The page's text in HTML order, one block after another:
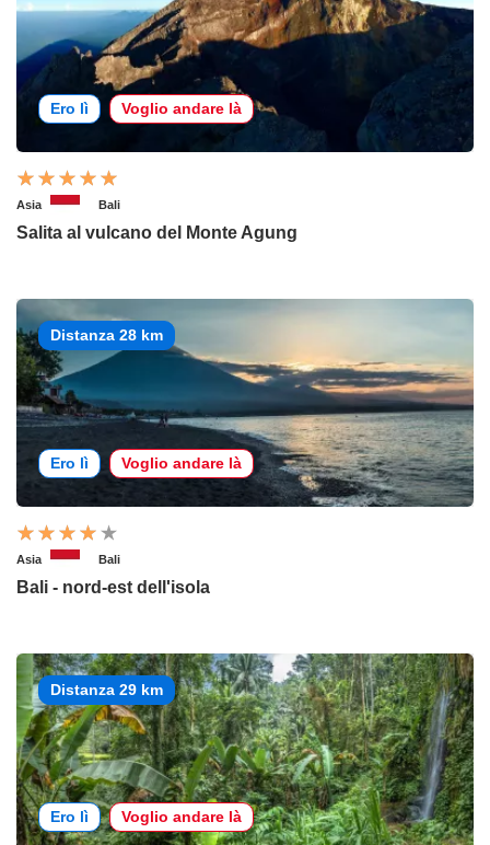
Ero lì Voglio andare là
Asia Bali
Salita al vulcano del Monte Agung
Distanza 28 km
Ero lì Voglio andare là
Asia Bali
Bali - nord-est dell'isola
Distanza 29 km
Ero lì Voglio andare là